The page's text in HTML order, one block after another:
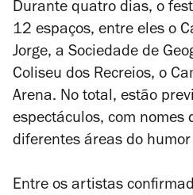
Durante quatro dias, o
12 espaços, entre eles o
Jorge, a Sociedade de
Coliseu dos Recreios, o
Arena. No total, estão
espectáculos, com nomes
diferentes áreas do
Entre os artistas